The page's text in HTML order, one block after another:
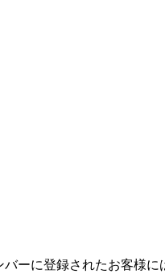
ーに登録されたお客様